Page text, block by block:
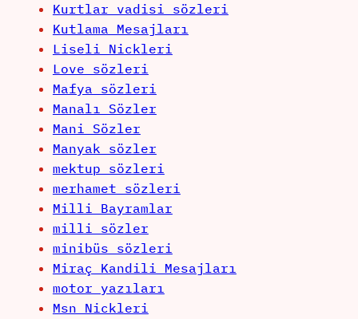
Kurtlar vadisi sözleri
Kutlama Mesajları
Liseli Nickleri
Love sözleri
Mafya sözleri
Manalı Sözler
Mani Sözler
Manyak sözler
mektup sözleri
merhamet sözleri
Milli Bayramlar
milli sözler
minibüs sözleri
Miraç Kandili Mesajları
motor yazıları
Msn Nickleri